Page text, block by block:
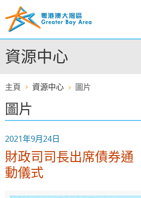
至
容
的
開
資源中心
主頁 資源中心 圖片
圖片
2021年9月24日
財政司司長出席債券通
動儀式